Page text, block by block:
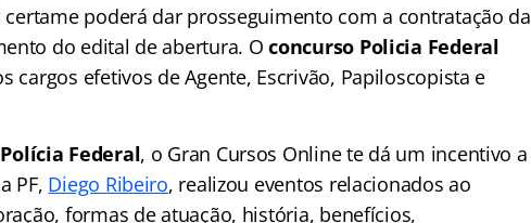
poderá dar prosseguimento com a contratação da
do edital de abertura. Oconcurso Policia Federal
cargos efetivos de Agente, Escrivão, Papiloscopista e
Federal, o Gran Cursos Online te dá um incentivo a
PF, Diego Ribeiro, realizou eventos relacionados ao
formas de atuação, história, benefícios,